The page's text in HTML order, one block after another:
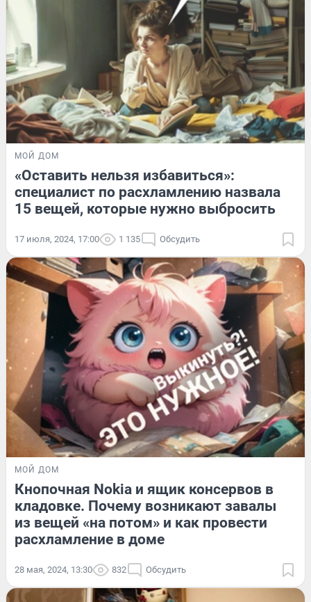
МОЙ ДОМ
«Оставить нельзя избавиться»:
специалист по расхламлению назвала
15 вещей, которые нужно выбросить
17 июля, 2024, 17:00 1 135 Обсудить
МОЙ ДОМ
Кнопочная Nokia и ящик консервов в
кладовке. Почему возникают завалы
из вещей «на потом» и как провести
расхламление в доме
28 мая, 2024, 13:30 832 Обсудить